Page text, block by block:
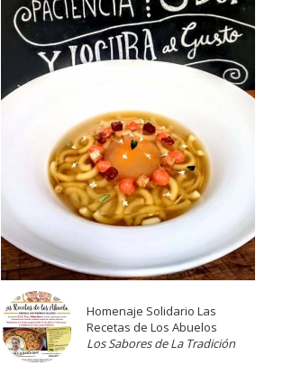
Homenaje Solidario Las
Recetas de Los Abuelos
Los Sabores de La Tradición